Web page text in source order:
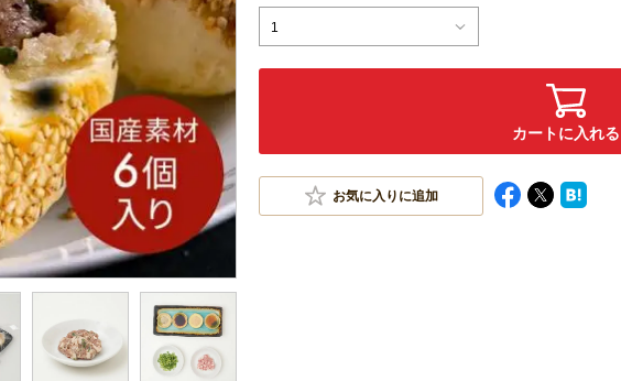
1
カートに入れる
お気に入りに追加